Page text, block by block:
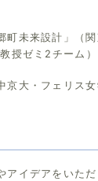
町未来設計」（
授ゼミ2チーム）
京大・フェリス
アイデアをいた